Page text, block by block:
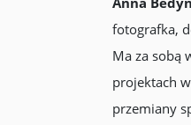
fotografka,
Ma za sobą
projektach
przemiany